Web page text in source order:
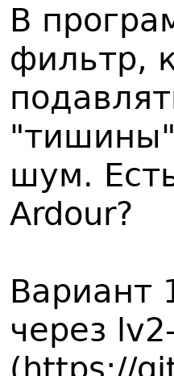
В
фильтр,
шум.
Ardour?
Вариант
через